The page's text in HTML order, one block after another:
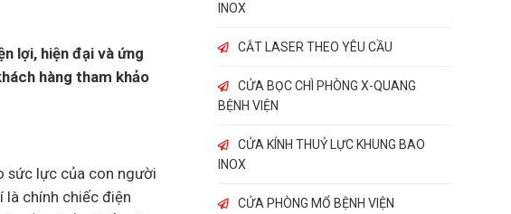
lợi, hiện đại và ứng
hàng tham khảo
sức lực của con người
là chính chiếc điện
INOX
CẮT LASER THEO YÊU CẦU
CỬA BỌC CHÌ PHÒNG X-QUANG
BỆNH VIỆN
CỬA KÍNH THUỶ LỰC KHUNG BAO
INOX
CỬA PHÒNG MỔ BỆNH VIỆN